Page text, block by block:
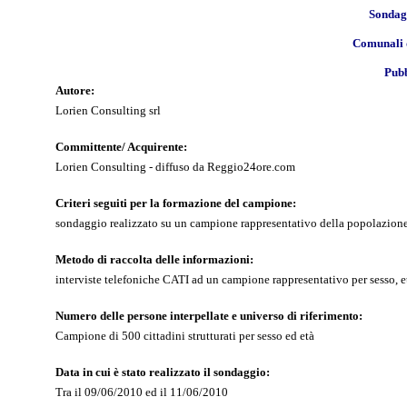
Comunali
Autore:
Lorien Consulting srl
Committente/ Acquirente:
Lorien Consulting - diffuso da Reggio24ore.com
Criteri seguiti per la formazione del campione:
sondaggio realizzato su un campione rappresentativo della
Metodo di raccolta delle informazioni:
interviste telefoniche CATI ad un campione rappresentativo per
Numero delle persone interpellate e universo di riferimento:
Campione di 500 cittadini strutturati per sesso ed età
Data in cui è stato realizzato il sondaggio:
Tra il 09/06/2010 ed il 11/06/2010